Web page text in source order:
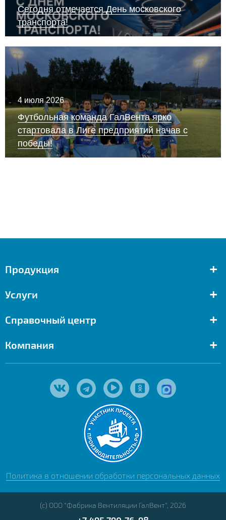
Сегодня отмечается День московского
транспорта!
4 июля 2026
Футбольная команда ГалВента ярко
стартовала в Лиге предприятий начав с
победы!
Продукция +
Услуги +
Справочный центр +
Компания +
Политика в отношении обработки персональных данных
(с) ООО "Фабрика Вентиляции ГалВент", 2026